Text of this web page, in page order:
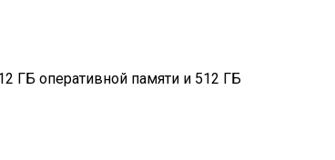
ГБ оперативной памяти и 512 ГБ